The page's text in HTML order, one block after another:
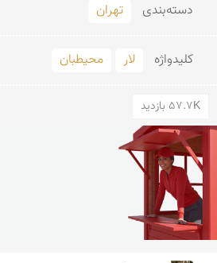
دسته‌بندی تهران
کلید‌واژه لار محیطبان
57.7K بازدید